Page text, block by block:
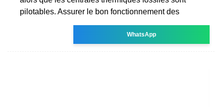
pilotables. Assurer le bon fonctionnement des
WhatsApp